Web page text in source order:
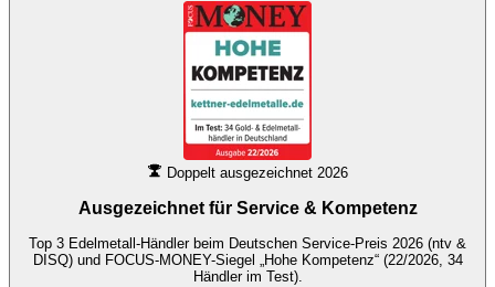
Doppelt ausgezeichnet 2026
Ausgezeichnet für Service & Kompetenz
Top 3 Edelmetall-Händler beim Deutschen Service-Preis 2026 (ntv &
DISQ) und FOCUS-MONEY-Siegel „Hohe Kompetenz“ (22/2026, 34
Händler im Test).